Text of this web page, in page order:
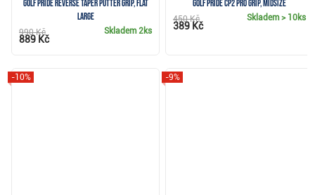
Golf Pride Reverse Taper putter grip, Flat
Large
Skladem 2ks
990 Kč
889 Kč
Golf Pride CP2 Pro grip, Midsize
Skladem> 10ks
450 Kč
389 Kč
-10% -9%